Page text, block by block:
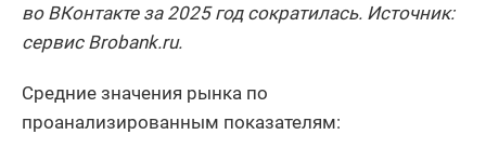
во ВКонтакте за 2025 год сократилась. Источник:
сервис Brobank.ru.
Средние значения рынка по
проанализированным показателям: